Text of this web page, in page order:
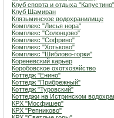
Клуб спорта и отдыха "Капустино"
Клуб Шамиран
Клязьминское водохранилище
Комплекс "Лисья нора"
Комплекс "Солонцово"
Комплекс "Софрино"
Комплекс "Хотьково"
Комплекс "Шиблово-горки"
Кореневский карьер
Коробовское охотхозяйство
Коттедж "Енино"
Коттедж "Прибрежный"
Коттедж "Туровский"
Коттеджи на Истринском
КРХ "Мосфишер"
КРХ "Репниково"